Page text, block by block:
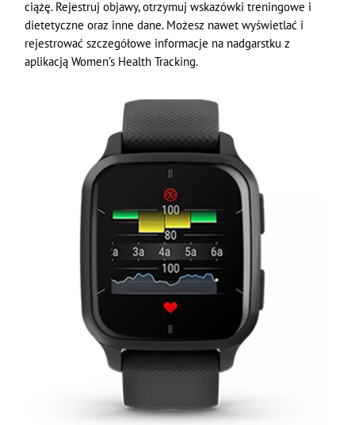
ciążę. Rejestruj objawy, otrzymuj wskazówki treningowe i
dietetyczne oraz inne dane. Możesz nawet wyświetlać i
rejestrować szczegółowe informacje na nadgarstku z
aplikacją Women’s Health Tracking.